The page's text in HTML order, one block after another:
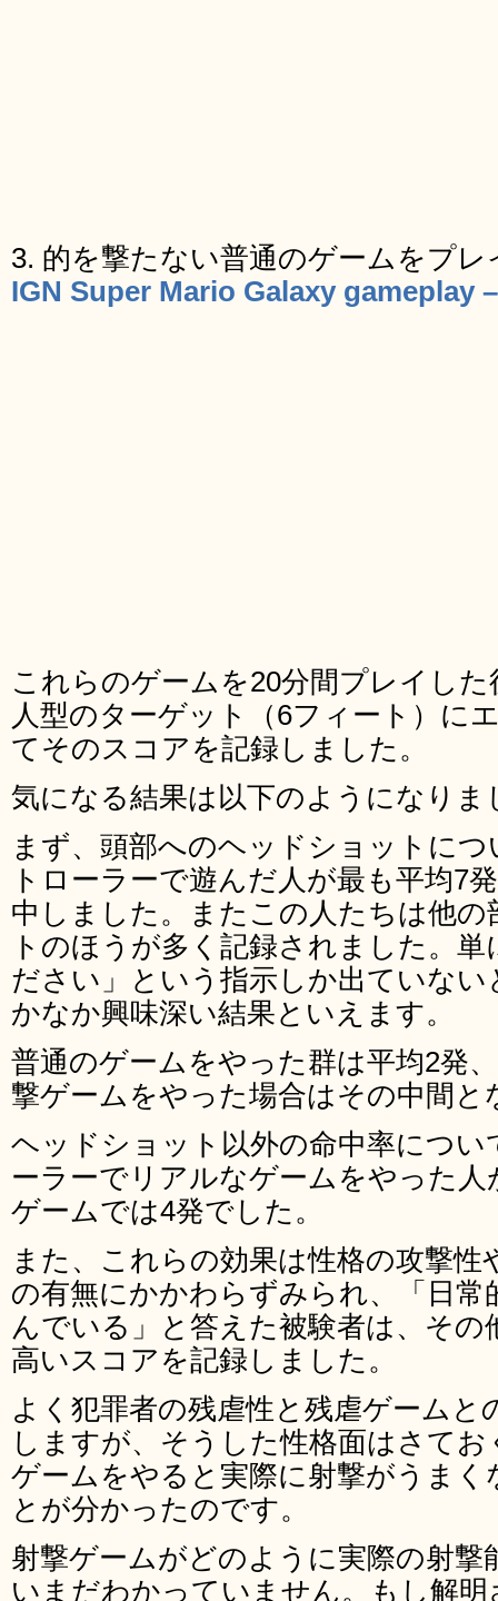
3. 的を撃たない普通のゲームをプレ
IGN Super Mario Galaxy gameplay
これらのゲームを20分間プレイし
人型のターゲット（6フィート）に
てそのスコアを記録しました。
気になる結果は以下のようになりま
まず、頭部へのヘッドショットに
トローラーで遊んだ人が最も平均7
中しました。またこの人たちは他
トのほうが多く記録されました。
ださい」という指示しか出ていな
かなか興味深い結果といえます。
普通のゲームをやった群は平均2発
撃ゲームをやった場合はその中間と
ヘッドショット以外の命中率につ
ーラーでリアルなゲームをやった人
ゲームでは4発でした。
また、これらの効果は性格の攻撃性
の有無にかかわらずみられ、「日
んでいる」と答えた被験者は、そ
高いスコアを記録しました。
よく犯罪者の残虐性と残虐ゲームと
しますが、そうした性格面はさて
ゲームをやると実際に射撃がうま
とが分かったのです。
射撃ゲームがどのように実際の射撃
いまだわかっていません。もし解